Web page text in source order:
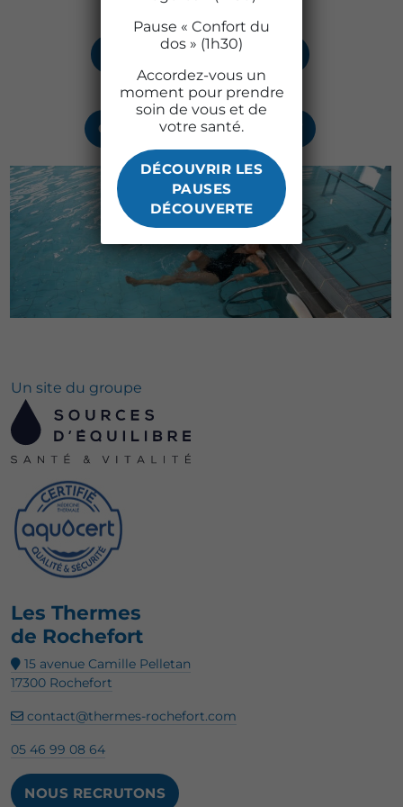
LA MÉDECINE THERMALE
CERTIFICATION AQUACERT
Un site du groupe
Les Thermes
de Rochefort
15 avenue Camille Pelletan
17300 Rochefort
contact@thermes-rochefort.com
05 46 99 08 64
NOUS RECRUTONS
Pause « Confort du
dos » (1h30)
Accordez-vous un
moment pour prendre
soin de vous et de
votre santé.
DÉCOUVRIR LES
PAUSES
DÉCOUVERTE